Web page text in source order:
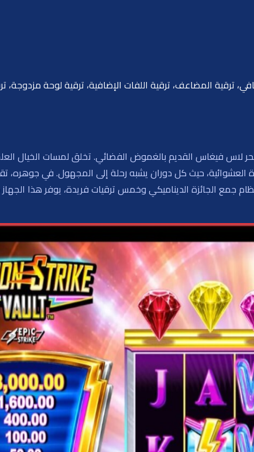
سحر لاس فيغاس القديم بالغموض الفضائي. تخلق لمسات الخيال